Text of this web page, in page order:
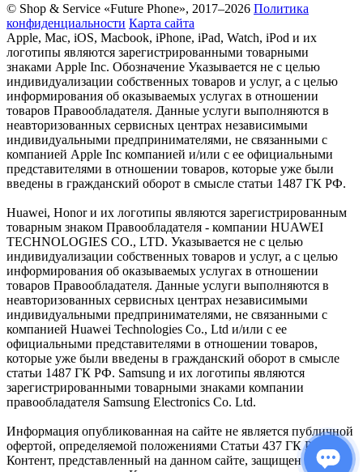
© Shop & Service «Future Phone», 2017–2026 Политика
конфиденциальности Карта сайта
Apple, Mac, iOS, Macbook, iPhone, iPad, Watch, iPod и их
логотипы являются зарегистрированными товарными
знаками Apple Inc. Обозначение Указывается не с целью
индивидуализации собственных товаров и услуг, а с целью
информирования об оказываемых услугах в отношении
товаров Правообладателя. Данные услуги выполняются в
неавторизованных сервисных центрах независимыми
индивидуальными предпринимателями, не связанными с
компанией Apple Inc компанией и/или с ее официальными
представителями в отношении товаров, которые уже были
введены в гражданский оборот в смысле статьи 1487 ГК РФ.
Huawei, Honor и их логотипы являются зарегистрированным
товарным знаком Правообладателя - компании HUAWEI
TECHNOLOGIES CO., LTD. Указывается не с целью
индивидуализации собственных товаров и услуг, а с целью
информирования об оказываемых услугах в отношении
товаров Правообладателя. Данные услуги выполняются в
неавторизованных сервисных центрах независимыми
индивидуальными предпринимателями, не связанными с
компанией Huawei Technologies Co., Ltd и/или с ее
официальными представителями в отношении товаров,
которые уже были введены в гражданский оборот в смысле
статьи 1487 ГК РФ. Samsung и их логотипы являются
зарегистрированными товарными знаками компании
правообладателя Samsung Electronics Co. Ltd.
Информация опубликованная на сайте не является публичной
офертой, определяемой положениями Статьи 437 ГК РФ.
Контент, представленный на данном сайте, защищен